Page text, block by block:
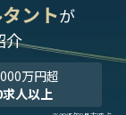
ントが
介
万円超
人以上